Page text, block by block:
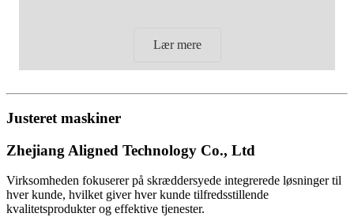
Lær mere
Justeret maskiner
Zhejiang Aligned Technology Co., Ltd
Virksomheden fokuserer på skræddersyede integrerede løsninger til
hver kunde, hvilket giver hver kunde tilfredsstillende
kvalitetsprodukter og effektive tjenester.